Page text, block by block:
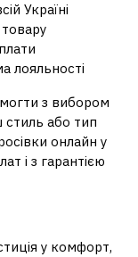
Україні
лояльності
з вибором
стиль або тип
онлайн у
і з гарантією
у комфорт,